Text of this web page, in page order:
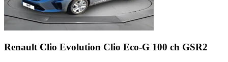
Renault Clio Evolution Clio Eco-G 100 ch GSR2